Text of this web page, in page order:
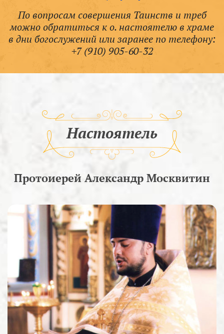
По вопросам совершения Таинств и треб
можно обратиться к о. настоятелю в храме
в дни богослужений или заранее по телефону:
+7 (910) 905-60-32
Настоятель
Протоиерей Александр Москвитин